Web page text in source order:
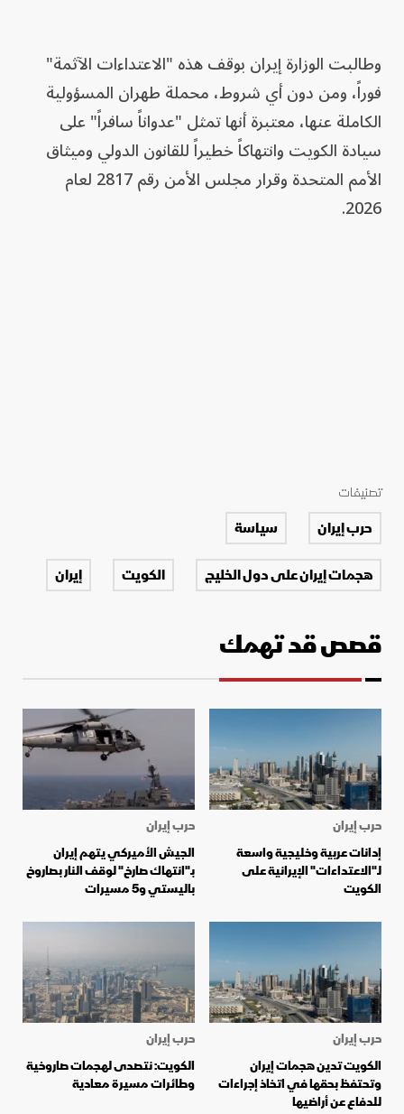
وطالبت الوزارة إيران بوقف هذه "الاعتداءات الآثمة"
فوراً، ومن دون أي شروط، محملة طهران المسؤولية
الكاملة عنها، معتبرة أنها تمثل "عدواناً سافراً" على
سيادة الكويت وانتهاكاً خطيراً للقانون الدولي وميثاق
الأمم المتحدة وقرار مجلس الأمن رقم 2817 لعام
2026.
تصنيفات
حرب إيران
سياسة
هجمات إيران على دول الخليج
الكويت إيران
قصص قد تهمك
حرب إيران
إدانات عربية وخليجية واسعة
لـ"الاعتداءات" الإيرانية على
الكويت
حرب إيران
الجيش الأميركي يتهم إيران
بـ"انتهاك صارخ" لوقف النار بصاروخ
باليستي و5 مسيرات
حرب إيران
الكويت تدين هجمات إيران
وتحتفظ بحقها في اتخاذ إجراءات
للدفاع عن أراضيها
حرب إيران
الكويت: نتصدى لهجمات صاروخية
وطائرات مسيرة معادية